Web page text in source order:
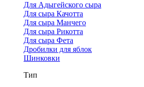
Для Адыгейского сыра
Для сыра Качотта
Для сыра Манчего
Для сыра Рикотта
Для сыра Фета
Дробилки для яблок
Шинковки
Тип